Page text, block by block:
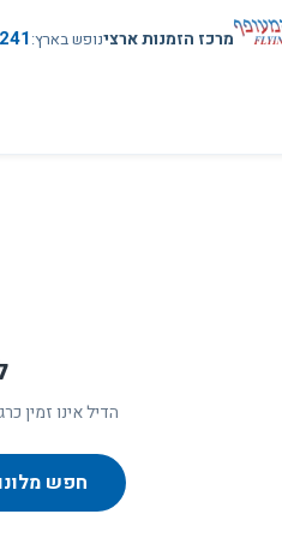
מרכז הזמנות ארצינופש בארץ
הדיל אינו זמין
חפש